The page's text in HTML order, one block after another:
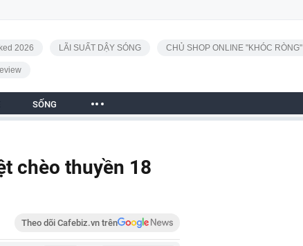
2026 LÃI SUẤT DẬY SÓNG CHỦ SHOP ONLINE "KHÓC RÒNG"
SỐNG
chèo thuyền 18
Theo dõi Cafebiz.vn trên